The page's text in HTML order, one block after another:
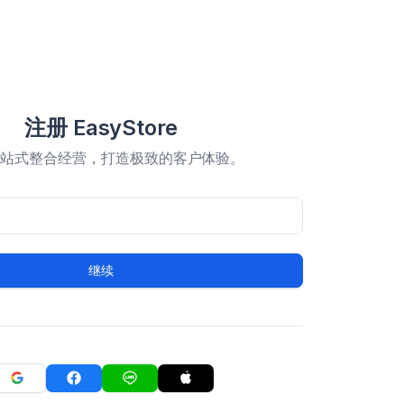
注册 EasyStore
式整合经营，打造极致的客户体验。
继续